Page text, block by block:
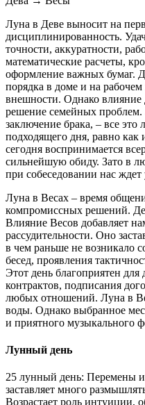
Луна в Деве выносит на
дисциплинированность.
точности, аккуратности,
математические расчеты,
оформление важных бумаг.
порядка в доме и на рабочем
внешности. Однако
решение семейных проблем.
заключение брака, – все это
подходящего дня, равно
сегодня воспринимается
сильнейшую обиду. Зато в
при собеседовании нас ждет
Луна в Весах – время
компромиссных решений.
Влияние Весов добавляет
рассудительности. Оно
в чем раньше не возникало
бесед, проявления
Этот день благоприятен
контрактов, подписания
любых отношений. Луна в
воды. Однако выбранное
и приятного музыкального
Лунный день
25 лунный день: Перемены и
заставляет много
Возрастает роль интуиции,